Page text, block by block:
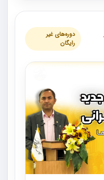
دوره‌های غیر
رایگان